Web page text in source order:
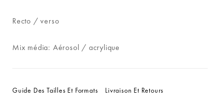
Recto / verso
Mix média: Aérosol / acrylique
Guide Des Tailles Et Formats Livraison Et Retours